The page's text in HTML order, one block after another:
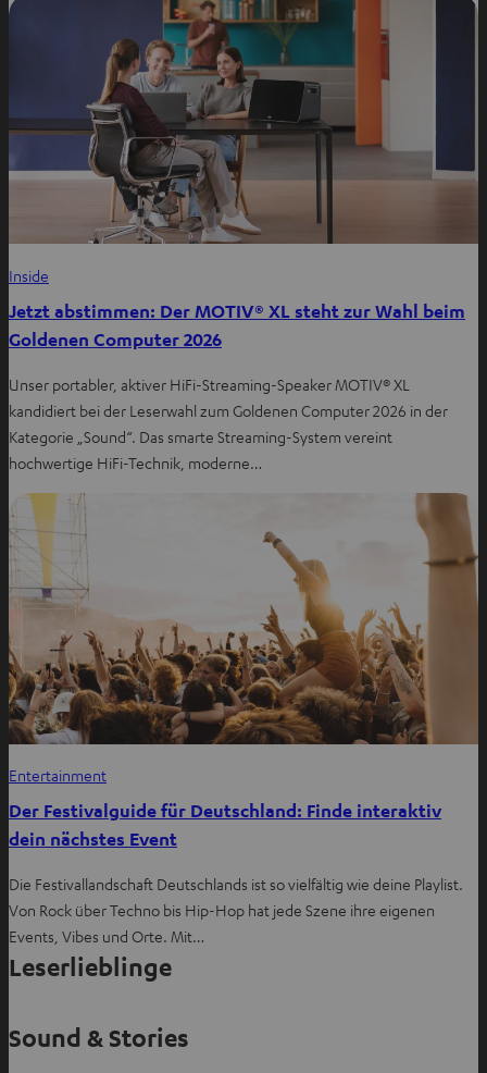
n
T
a
ö
f
f
n
Inside
Jetzt abstimmen: Der MOTIV® XL steht zur Wahl beim
Goldenen Computer 2026
Unser portabler, aktiver HiFi-Streaming-Speaker MOTIV® XL
kandidiert bei der Leserwahl zum Goldenen Computer 2026 in der
Kategorie „Sound“. Das smarte Streaming-System vereint
hochwertige HiFi-Technik, moderne…
Entertainment
Der Festivalguide für Deutschland: Finde interaktiv
dein nächstes Event
Die Festivallandschaft Deutschlands ist so vielfältig wie deine Playlist.
Von Rock über Techno bis Hip-Hop hat jede Szene ihre eigenen
Events, Vibes und Orte. Mit…
Leserlieblinge
Sound & Stories